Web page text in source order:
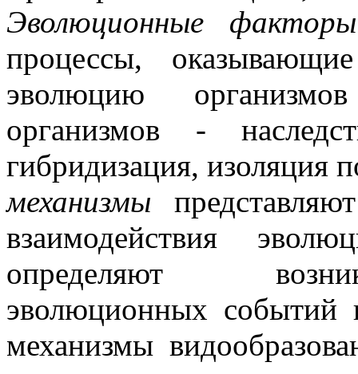
Эволюционные факторы
процессы,
эволюцию
организмов -
гибридизация, изоляция
механизмы
взаимодействия
определяют
эволюционных событий
механизмы